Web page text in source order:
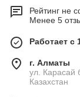
Рейтинг не
Менее 5
Работает с
г. Алматы
ул. Карасай
Казахстан